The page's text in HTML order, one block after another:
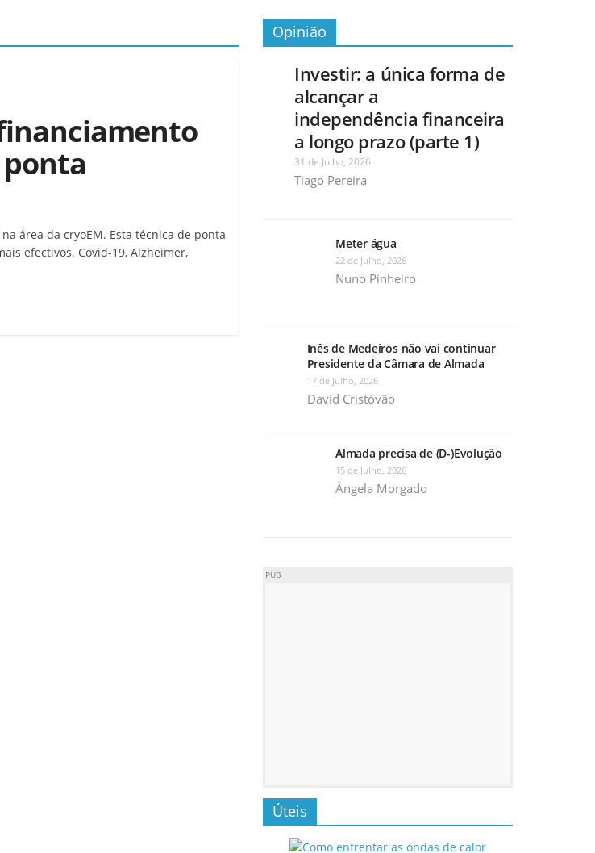
área da cryoEM. Esta técnica de ponta
efectivos. Covid-19, Alzheimer,
Opinião
Investir: a única forma de
alcançar a
independência financeira
a longo prazo (parte 1)
31 de Julho, 2026
Tiago Pereira
Meter água
22 de Julho, 2026
Nuno Pinheiro
Inês de Medeiros não vai continuar
Presidente da Câmara de Almada
17 de Julho, 2026
David Cristóvão
Almada precisa de (D-)Evolução
15 de Julho, 2026
Ângela Morgado
PUB
Úteis